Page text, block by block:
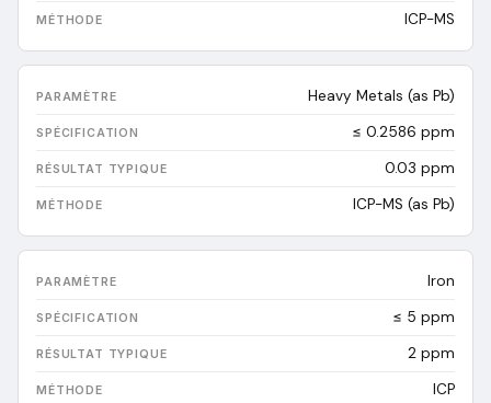
ICP-MS
Heavy Metals (as Pb)
≤ 0.2586 ppm
0.03 ppm
ICP-MS (as Pb)
Iron
≤ 5 ppm
2 ppm
ICP